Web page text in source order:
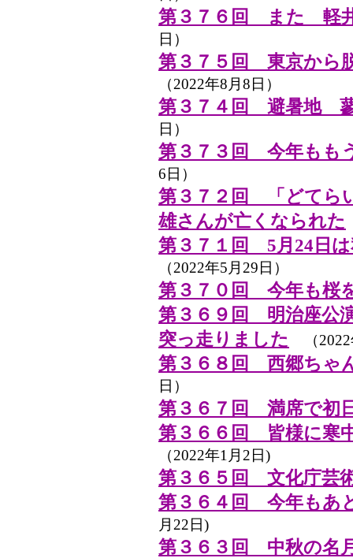
第３７６回 また 軽
日）
第３７５回 東京か
（2022年8月8日）
第３７４回 避暑地
日）
第３７３回 今年もも
6日）
第３７２回 「どてら
雄さんが亡くなられた
第３７１回 5月24日
（2022年5月29日）
第３７０回 今年も桜
第３６９回 明治座公
突っ走りました
（2022
第３６８回 西郷ちゃ
日）
第３６７回 満席で初
第３６６回 皆様に寒
（2022年1月2日)
第３６５回 文化庁芸
第３６４回 今年もあ
月22日)
第３６３回 中秋の名